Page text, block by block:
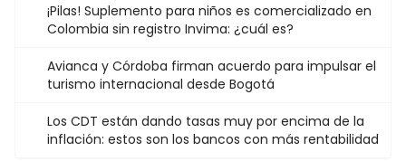
¡Pilas! Suplemento para niños es comercializado en
Colombia sin registro Invima: ¿cuál es?
Avianca y Córdoba firman acuerdo para impulsar el
turismo internacional desde Bogotá
Los CDT están dando tasas muy por encima de la
inflación: estos son los bancos con más rentabilidad